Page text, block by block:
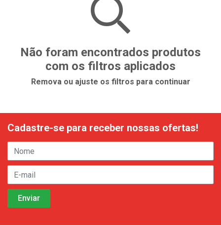
Não foram encontrados produtos
com os filtros aplicados
Remova ou ajuste os filtros para continuar
Cadastre-se para receber nossas ofertas!